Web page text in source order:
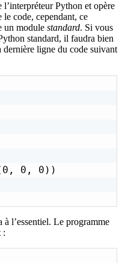
l’interpréteur Python et opère
le code, cependant, ce
un module standard. Si vous
standard, il faudra bien
ligne du code suivant
0, 0))
à l’essentiel. Le programme
: